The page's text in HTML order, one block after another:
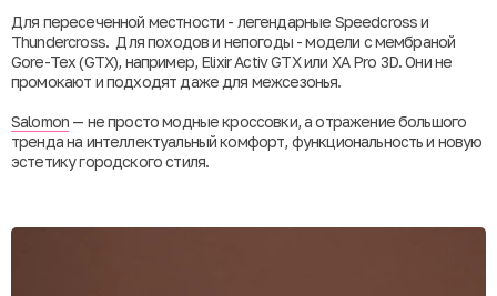
Для пересеченной местности - легендарные Speedcross и
Thundercross. Для походов и непогоды - модели с мембраной
Gore-Tex (GTX), например, Elixir Activ GTX или XA Pro 3D. Они не
промокают и подходят даже для межсезонья.
Salomon — не просто модные кроссовки, а отражение большого
тренда на интеллектуальный комфорт, функциональность и новую
эстетику городского стиля.